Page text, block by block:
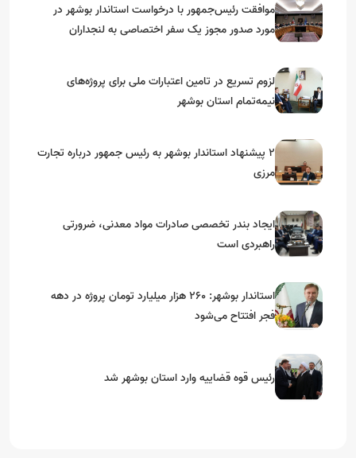
موافقت رئیس‌جمهور با درخواست استاندار بوشهر در
مورد صدور مجوز یک سفر اختصاصی به لنجداران
لزوم تسریع در تامین اعتبارات ملی برای پروژه‌های
نیمه‌تمام استان بوشهر
۲ پیشنهاد استاندار بوشهر به رئیس جمهور درباره تجارت
مرزی
ایجاد بندر تخصصی صادرات مواد معدنی، ضرورتی
راهبردی است
استاندار بوشهر: ۲۶۰ هزار میلیارد تومان پروژه در دهه
فجر افتتاح می‌شود
رئیس قوه قضاییه وارد استان بوشهر شد